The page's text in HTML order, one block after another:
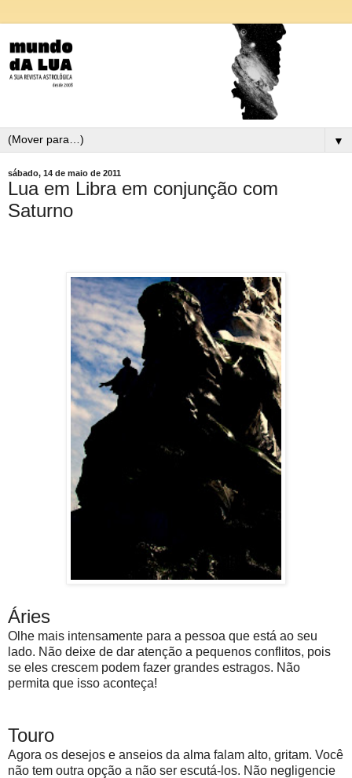
▼
sábado, 14 de maio de 2011
Lua em Libra em conjunção com
Saturno
Áries
Olhe mais intensamente para a pessoa que está ao seu
lado. Não deixe de dar atenção a pequenos conflitos, pois
se eles crescem podem fazer grandes estragos. Não
permita que isso aconteça!
Touro
Agora os desejos e anseios da alma falam alto, gritam. Você
não tem outra opção a não ser escutá-los. Não negligencie